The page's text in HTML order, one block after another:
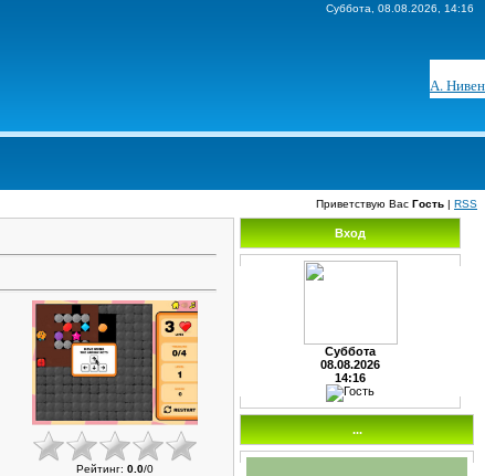
Суббота, 08.08.2026, 14:16
А. Нивен
Приветствую Вас Гость | RSS
Рейтинг: 0.0/0
Вход
Суббота
08.08.2026
14:16
...